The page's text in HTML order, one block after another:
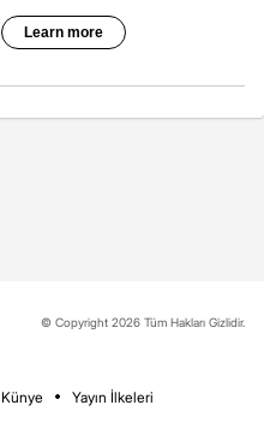
© Copyright 2026 Tüm Hakları Gizlidir.
Künye Yayın İlkeleri